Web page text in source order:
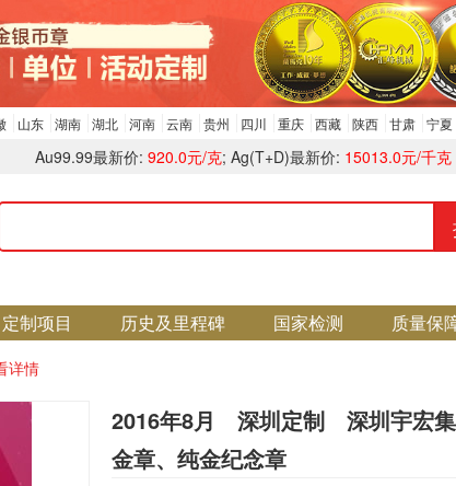
山东 湖南 湖北 河南 云南 贵州 四川 重庆 西藏 陕西 甘肃 宁夏
Au99.99最新价: 920.0元/克; Ag(T+D)最新价: 15013.0元/千克
定制项目 历史及里程碑 国家检测 质量保
详情
2016年8月 深圳定制 深圳宇宏
金章、纯金纪念章